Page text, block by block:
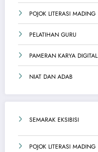
POJOK LITERASI MADING
PELATIHAN GURU
PAMERAN KARYA DIGITAL
NIAT DAN ADAB
SEMARAK EKSIBISI
POJOK LITERASI MADING